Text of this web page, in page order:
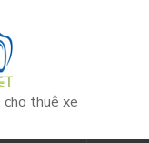
cho thuê xe